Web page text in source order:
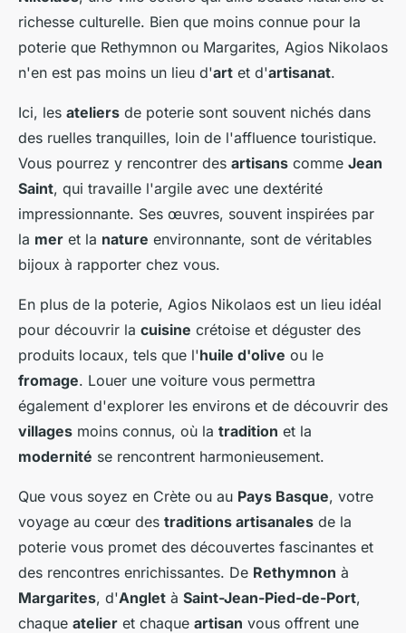
richesse culturelle. Bien que moins connue pour la
poterie que Rethymnon ou Margarites, Agios Nikolaos
n'en est pas moins un lieu d'art et d'artisanat.
Ici, les ateliers de poterie sont souvent nichés dans
des ruelles tranquilles, loin de l'affluence touristique.
Vous pourrez y rencontrer des artisans comme Jean
Saint, qui travaille l'argile avec une dextérité
impressionnante. Ses œuvres, souvent inspirées par
la mer et la nature environnante, sont de véritables
bijoux à rapporter chez vous.
En plus de la poterie, Agios Nikolaos est un lieu idéal
pour découvrir la cuisine crétoise et déguster des
produits locaux, tels que l'huile d'olive ou le
fromage. Louer une voiture vous permettra
également d'explorer les environs et de découvrir des
villages moins connus, où la tradition et la
modernité se rencontrent harmonieusement.
Que vous soyez en Crète ou au Pays Basque, votre
voyage au cœur des traditions artisanales de la
poterie vous promet des découvertes fascinantes et
des rencontres enrichissantes. De Rethymnon à
Margarites, d'Anglet à Saint-Jean-Pied-de-Port,
chaque atelier et chaque artisan vous offrent une